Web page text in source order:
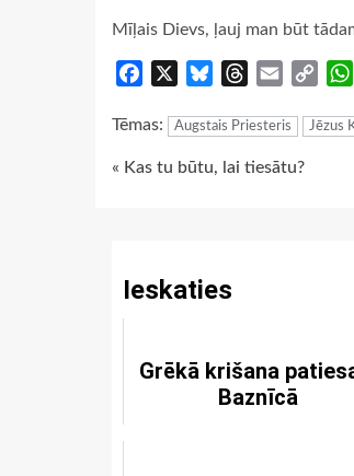
Mīļais Dievs, ļauj man būt
Facebook BlueskyThreads
Email
Copy
Tēmas: Augstais Priesteris Jēzus
Continue
« Kas tu būtu, lai tiesātu?
Ieskaties
Grēkā krišana
Baznīcā